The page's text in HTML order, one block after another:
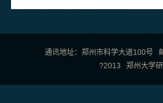
通讯地址：郑州市科学大道100
?2013 郑州大学